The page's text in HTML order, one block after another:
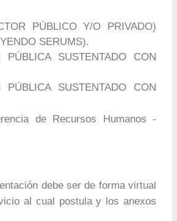
PÚBLICO Y/O PRIVADO)
SERUMS).
SUSTENTADO CON
SUSTENTADO CON
de Recursos Humanos -
debe ser de forma virtual
al cual postula y los anexos